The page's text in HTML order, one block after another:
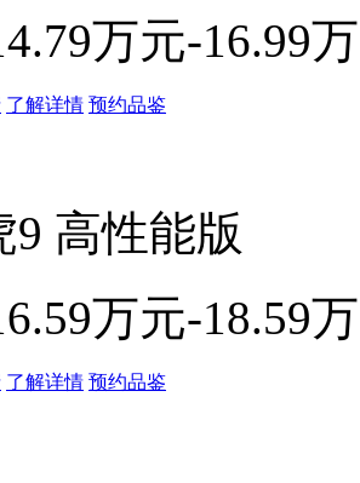
万元-16.99
了解详情 预约品鉴
9 高性能版
万元-18.59
了解详情 预约品鉴